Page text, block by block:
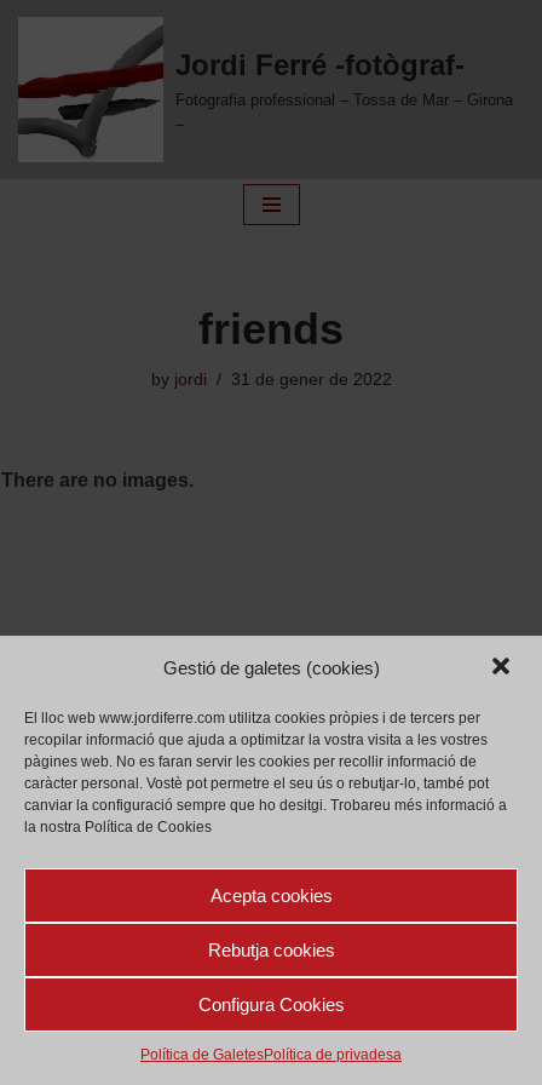
Gestió de galetes (cookies)
El lloc web www.jordiferre.com utilitza cookies pròpies i de tercers per
recopilar informació que ajuda a optimitzar la vostra visita a les vostres
pàgines web. No es faran servir les cookies per recollir informació de
caràcter personal. Vostè pot permetre el seu ús o rebutjar-lo, també pot
canviar la configuració sempre que ho desitgi. Trobareu més informació a
la nostra Política de Cookies
Acepta cookies
Rebutja cookies
Configura Cookies
Política de GaletesPolítica de privadesa
to
content
Jordi Ferré -fotògraf-
Fotografia professional – Tossa de Mar – Girona
–
friends
by jordi 31 de gener de 2022
There are no images.
Legal Política de Galetes (cookies)